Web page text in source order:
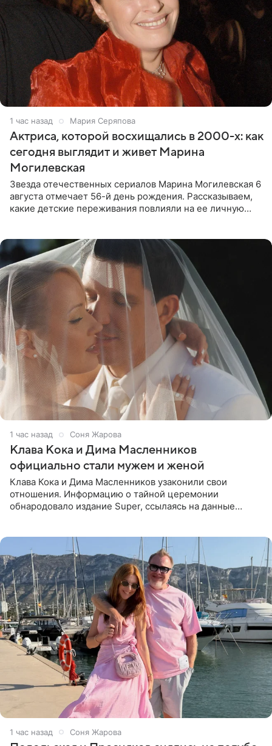
1 час назад Мария Серяпова
Актриса, которой восхищались в 2000-х: как
сегодня выглядит и живет Марина
Могилевская
Звезда отечественных сериалов Марина Могилевская 6
августа отмечает 56-й день рождения. Рассказываем,
какие детские переживания повлияли на ее личную
1 час назад Соня Жарова
Клава Кока и Дима Масленников
официально стали мужем и женой
Клава Кока и Дима Масленников узаконили свои
отношения. Информацию о тайной церемонии
обнародовало издание Super, ссылаясь на данные
1 час назад Соня Жарова